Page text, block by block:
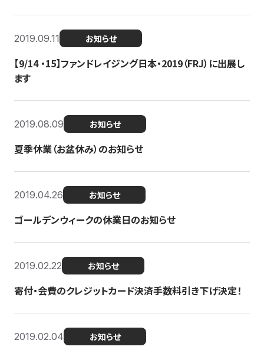
2019.09.11 お知らせ
【9/14 ・15】ファンドレイジング日本・2019（FRJ）に出展し
ます
2019.08.09 お知らせ
夏季休業（お盆休み）のお知らせ
2019.04.26 お知らせ
ゴールデンウィークの休業日のお知らせ
2019.02.22 お知らせ
寄付・会費のクレジットカード決済手数料引き下げ決定！
2019.02.04 お知らせ